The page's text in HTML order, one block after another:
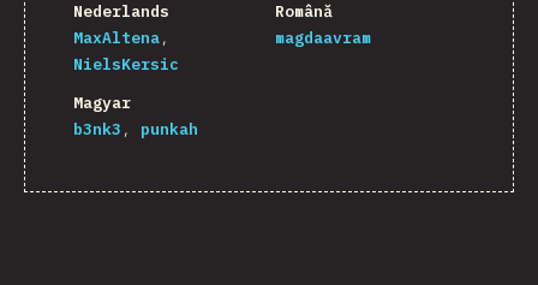
Nederlands
MaxAltena
NielsKersic
Română
magdaavram
Magyar
b3nk3
punkah